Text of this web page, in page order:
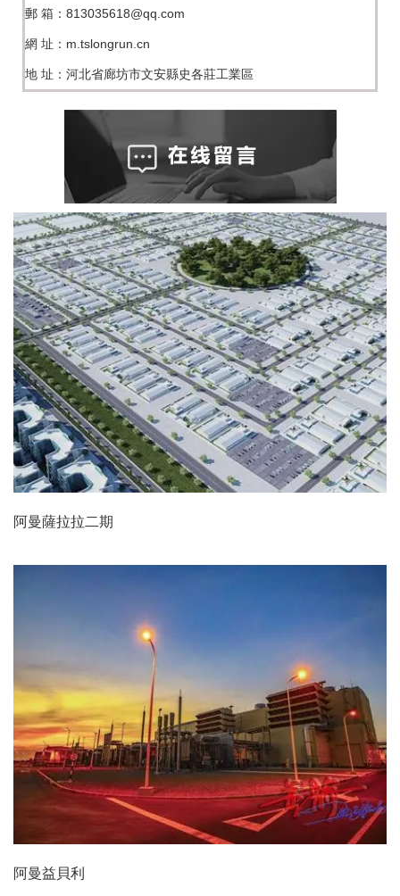
郵 箱：813035618@qq.com
網 址：m.tslongrun.cn
地 址：河北省廊坊市文安縣史各莊工業區
阿曼薩拉拉二期
阿曼益貝利